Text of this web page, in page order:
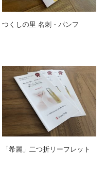
つくしの里 名刺・パンフ
「希麗」二つ折リーフレット